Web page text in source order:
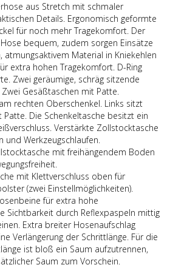
aus Stretch mit schmaler
Details. Ergonomisch geformte
für noch mehr Tragekomfort. Der
bequem, zudem sorgen Einsätze
atmungsaktivem Material in Kniekehlen
extra hohen Tragekomfort. D-Ring
Zwei geräumige, schräg sitzende
Gesäßtaschen mit Patte.
rechten Oberschenkel. Links sitzt
Patte. Die Schenkeltasche besitzt ein
Verstärkte Zollstocktasche
und Werkzeugschlaufen.
mit freihängendem Boden
mit Klettverschluss oben für
(zwei Einstellmöglichkeiten).
für extra hohe
Sichtbarkeit durch Reflexpaspeln mittig
Extra breiter Hosenaufschlag
Verlängerung der Schrittlänge. Für die
ist bloß ein Saum aufzutrennen,
Saum zum Vorschein.